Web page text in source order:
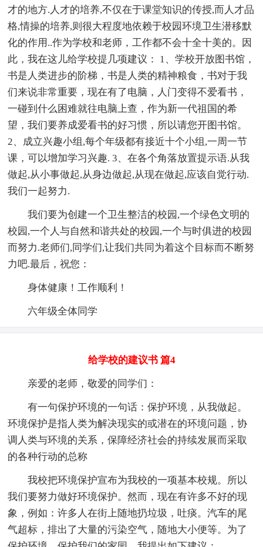
才的地方.人才的培养,不仅在于课堂知识的传授,而人才品
格,情操的培养,则很大程度地依赖于校园环境卫生潜移默
化的作用..作为学校和老师，工作都不会十全十美的。因
此，我在这儿给学校提几项建议： 1、学校开放图书馆，
书是人类进步的阶梯，书是人类的精神粮食，书对于我
们来说非常重要，现在有了电脑，人门变得不爱看书，
一碰到什么困难就往电脑上查，作为新一代祖国的希
望，我们要养成爱看书的好习惯，所以请您开图书馆。
2、成立兴趣小组,每个年级都有接近十个小组,一周一节
课，可以增加学习兴趣. 3、在各个角落放置提示语.从我
做起,从小事做起,从身边做起,从现在做起,应该自觉行动.
我们一起努力.
我们要为创建一个卫生整洁的校园,一个绿色文明的
校园,一个人与自然和谐共处的校园,一个与时俱进的校园
而努力.老师们,同学们,让我们共同为着这个目标而不断努
力吧.最后，祝您：
身体健康！工作顺利！
六年级全体同学
给学校的建议书 篇4
亲爱的老师，敬爱的同学们：
有一句保护环境的一句话：保护环境，从我做起。
环境保护是指人类为解决现实的或潜在的环境问题，协
调人类与环境的关系，保障经济社会的持续发展而采取
的各种行动的总称
我校把环境保护宣布为我校的一项基本校规。所以
我们要努力做好环境保护。然而，现在有许多不好的现
象，例如：许多人在街上随地扔垃圾，吐痰。汽车的尾
气超标，排出了大量的污染空气，随地大小便等。为了